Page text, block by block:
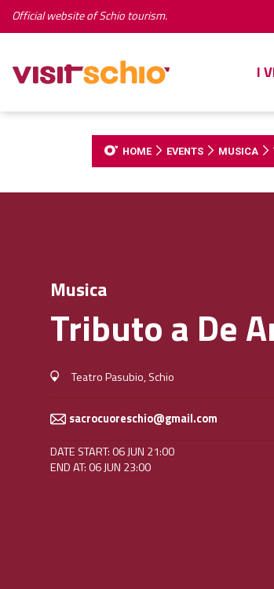
Official website of Schio tourism.
I
HOME EVENTS MUSICA
Musica
Tributo a De
Teatro Pasubio, Schio
sacrocuoreschio@gmail.com
DATE START: 06 JUN 21:00
END AT: 06 JUN 23:00